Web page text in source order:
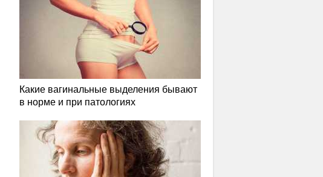
Какие вагинальные выделения бывают
в норме и при патологиях